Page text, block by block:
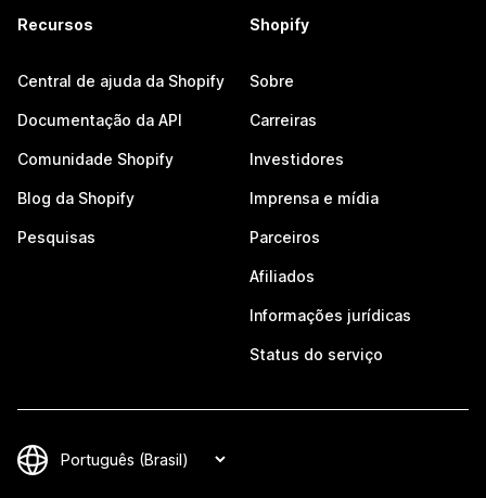
Recursos
Central de ajuda da Shopify
Documentação da API
Comunidade Shopify
Blog da Shopify
Pesquisas
Shopify
Sobre
Carreiras
Investidores
Imprensa e mídia
Parceiros
Afiliados
Informações jurídicas
Status do serviço